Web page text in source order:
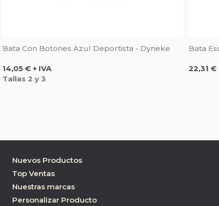
Bata Con Botones Azul Deportista - Dyneke
Precio
14,05 € + IVA
Tallas 2 y 3
Bata
Precio
22,31 €
Nuevos Productos
Top Ventas
Nuestras marcas
Personalizar Producto